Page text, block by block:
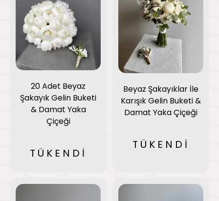
20 Adet Beyaz
Şakayık Gelin Buketi
& Damat Yaka
Çiçeği
TÜKENDİ
Beyaz Şakayıklar İle
Karışık Gelin Buketi &
Damat Yaka Çiçeği
TÜKENDİ